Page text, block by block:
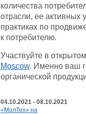
количества
отрасли, ее активных
практиках по
к потребителю.
Участвуйте в
Moscow. Именно ваш
органической
04.10.2021 - 08.10.2021
«МолТех» на